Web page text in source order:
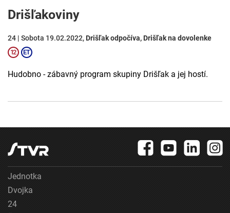
Drišľakoviny
24 | Sobota 19.02.2022, Drišľak odpočíva, Drišľak na dovolenke
Hudobno - zábavný program skupiny Drišľak a jej hostí.
Jednotka
Dvojka
24